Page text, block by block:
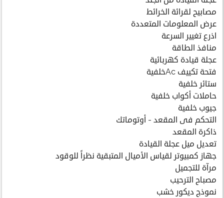
مصابيح لقرائة الخرائط
عرض المعلومات المتعددة
اذرع تغيير السرعة
منافذ الطاقة
عجلة قيادة كهربائية
فتحة تكييف Acخلفية
ستائر خلفية
حاملات أكواب خلفية
جيوب خلفية
التحكم فى المقعد - أوتوماتك
ذاكرة المقعد
تعديل ميل عجلة القيادة
جهاز كمبيوتر لقياس الأميال المتبقية نظراً للوقود
مرآة للتجميل
مصباح الترحيب
نموذج ديكور خشب